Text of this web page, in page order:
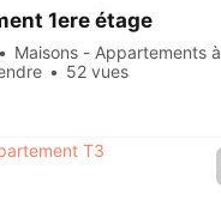
1ere étage
Maisons - Appartements à
52 vues